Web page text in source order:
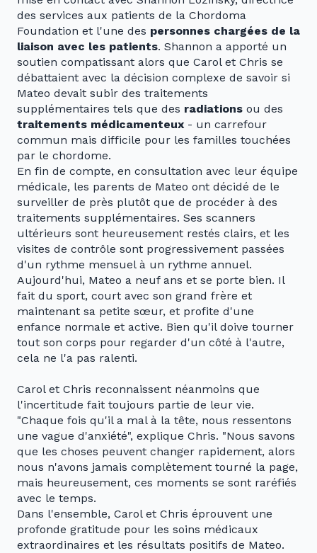
des services aux patients de la Chordoma
Foundation et l'une des personnes chargées de la
liaison avec les patients. Shannon a apporté un
soutien compatissant alors que Carol et Chris se
débattaient avec la décision complexe de savoir si
Mateo devait subir des traitements
supplémentaires tels que des radiations ou des
traitements médicamenteux - un carrefour
commun mais difficile pour les familles touchées
par le chordome.
En fin de compte, en consultation avec leur équipe
médicale, les parents de Mateo ont décidé de le
surveiller de près plutôt que de procéder à des
traitements supplémentaires. Ses scanners
ultérieurs sont heureusement restés clairs, et les
visites de contrôle sont progressivement passées
d'un rythme mensuel à un rythme annuel.
Aujourd'hui, Mateo a neuf ans et se porte bien. Il
fait du sport, court avec son grand frère et
maintenant sa petite sœur, et profite d'une
enfance normale et active. Bien qu'il doive tourner
tout son corps pour regarder d'un côté à l'autre,
cela ne l'a pas ralenti.
Carol et Chris reconnaissent néanmoins que
l'incertitude fait toujours partie de leur vie.
"Chaque fois qu'il a mal à la tête, nous ressentons
une vague d'anxiété", explique Chris. "Nous savons
que les choses peuvent changer rapidement, alors
nous n'avons jamais complètement tourné la page,
mais heureusement, ces moments se sont raréfiés
avec le temps.
Dans l'ensemble, Carol et Chris éprouvent une
profonde gratitude pour les soins médicaux
extraordinaires et les résultats positifs de Mateo.